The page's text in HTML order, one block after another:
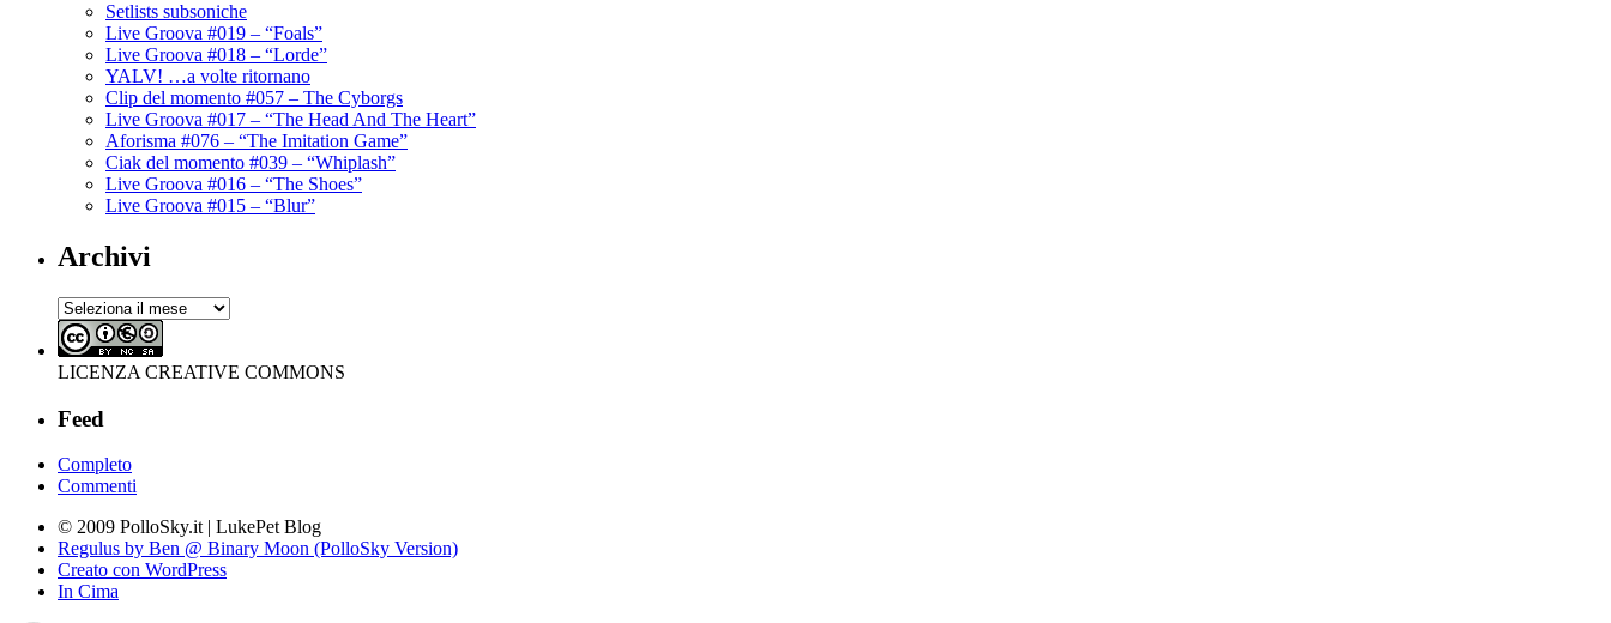
Setlists subsoniche
Live Groova #019 – “Foals”
Live Groova #018 – “Lorde”
YALV! …a volte ritornano
Clip del momento #057 – The Cyborgs
Live Groova #017 – “The Head And The Heart”
Aforisma #076 – “The Imitation Game”
Ciak del momento #039 – “Whiplash”
Live Groova #016 – “The Shoes”
Live Groova #015 – “Blur”
Archivi
Archivi
LICENZA CREATIVE COMMONS
Feed
Completo
Commenti
© 2009 PolloSky.it | LukePet Blog
Regulus by Ben @ Binary Moon (PolloSky Version)
Creato con WordPress
In Cima